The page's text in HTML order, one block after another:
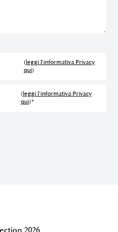
(leggi l'informativa Privacy
qui)
(leggi l'informativa Privacy
qui)*